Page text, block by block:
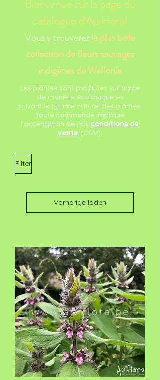
Bienvenue sur la page du
catalogue d'ApiFlora!
Vous y trouverezla plus belle
collection de fleurs sauvages
indigènes de Wallonie
Les plantes sont produites sur place
de manière écologique et
suivant le rythme naturel des plantes.
Toute commande implique
l'acceptation de nos conditions de
vente (CGV).
Filter
Vorherige laden